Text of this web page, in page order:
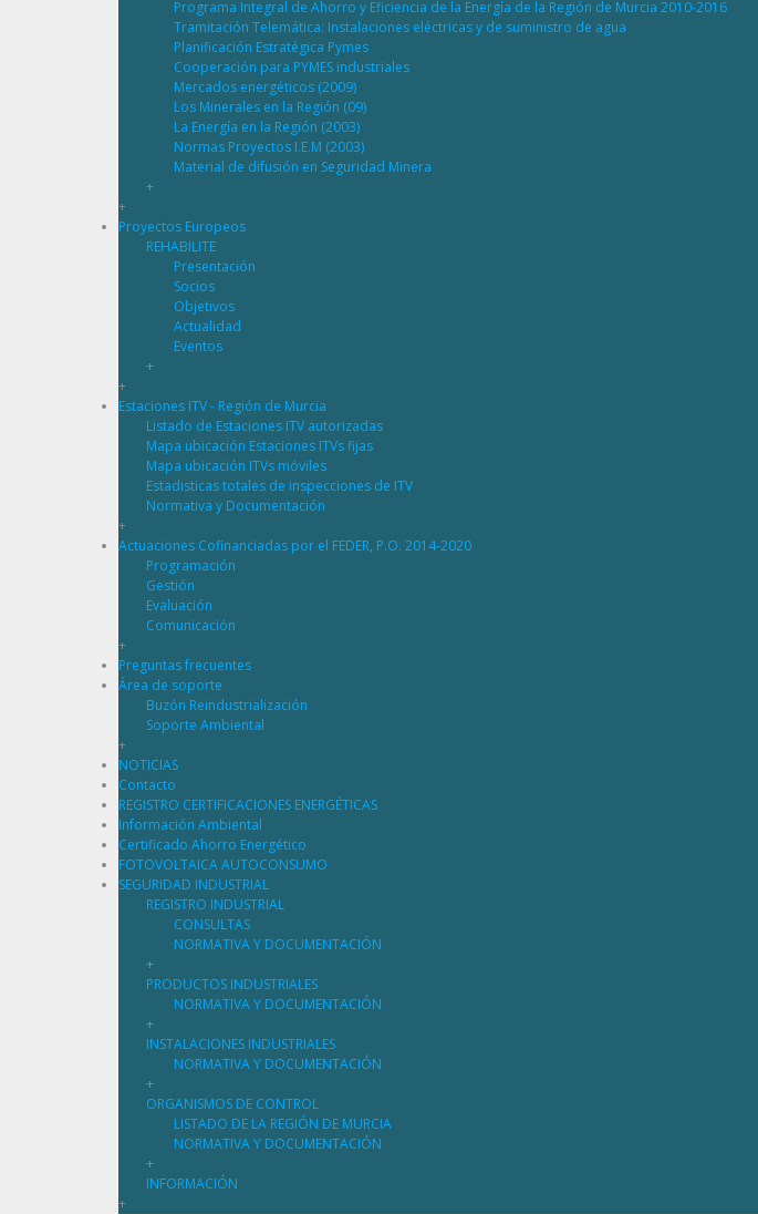
Programa Integral de Ahorro y Eficiencia de la Energía de la Región de Murcia 2010-2016
Tramitación Telemática: Instalaciones eléctricas y de suministro de agua
Planificación Estratégica Pymes
Cooperación para PYMES industriales
Mercados energéticos (2009)
Los Minerales en la Región (09)
La Energía en la Región (2003)
Normas Proyectos I.E.M (2003)
Material de difusión en Seguridad Minera
+
+
Proyectos Europeos
REHABILITE
Presentación
Socios
Objetivos
Actualidad
Eventos
+
+
Estaciones ITV - Región de Murcia
Listado de Estaciones ITV autorizadas
Mapa ubicación Estaciones ITVs fijas
Mapa ubicación ITVs móviles
Estadisticas totales de inspecciones de ITV
Normativa y Documentación
+
Actuaciones Cofinanciadas por el FEDER, P.O. 2014-2020
Programación
Gestión
Evaluación
Comunicación
+
Preguntas frecuentes
Área de soporte
Buzón Reindustrialización
Soporte Ambiental
+
NOTICIAS
Contacto
REGISTRO CERTIFICACIONES ENERGÉTICAS
Información Ambiental
Certificado Ahorro Energético
FOTOVOLTAICA AUTOCONSUMO
SEGURIDAD INDUSTRIAL
REGISTRO INDUSTRIAL
CONSULTAS
NORMATIVA Y DOCUMENTACIÓN
+
PRODUCTOS INDUSTRIALES
NORMATIVA Y DOCUMENTACIÓN
+
INSTALACIONES INDUSTRIALES
NORMATIVA Y DOCUMENTACIÓN
+
ORGANISMOS DE CONTROL
LISTADO DE LA REGIÓN DE MURCIA
NORMATIVA Y DOCUMENTACIÓN
+
INFORMACIÓN
+